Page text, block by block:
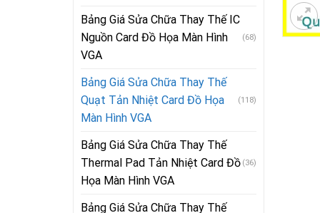
Bảng Giá Sửa Chữa Thay Thế IC
Nguồn Card Đồ Họa Màn Hình
VGA
(68)
Bảng Giá Sửa Chữa Thay Thế
Quạt Tản Nhiệt Card Đồ Họa
Màn Hình VGA
(118)
Bảng Giá Sửa Chữa Thay Thế
Thermal Pad Tản Nhiệt Card Đồ
Họa Màn Hình VGA
(36)
Bảng Giá Sửa Chữa Thay Thế